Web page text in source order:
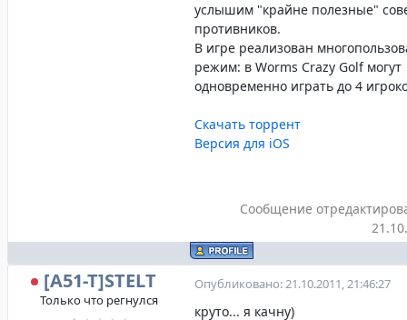
услышим "крайне полезные"
противников.
В игре реализован
режим: в Worms Crazy Golf могут
одновременно играть до 4
Скачать торрент
Версия для iOS
Сообщение
[A51-T]STELT
Только что регнулся
Опубликовано: 21.10.2011, 21:46:27
круто... я качну)